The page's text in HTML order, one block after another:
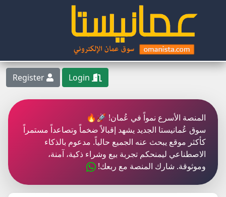
المنصة الأسرع نمواً في عُمان! 🚀🔥
سوق عُمانيستا الجديد يشهد إقبالاً ضخماً وتصاعداً مستمراً
كأكثر موقع يبحث عنه الجميع حالياً. مدعوم بالذكاء
الاصطناعي ليمنحكم تجربة بيع وشراء ذكية، آمنة،
وموثوقة. شارك المنصة مع ربعك!